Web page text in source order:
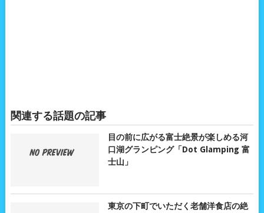
関連する話題の記事
目の前に広がる富士絶景が楽しめる河
口湖グランピング「Dot Glamping 富
士山」
東京の下町でいただく老舗洋食店の絶